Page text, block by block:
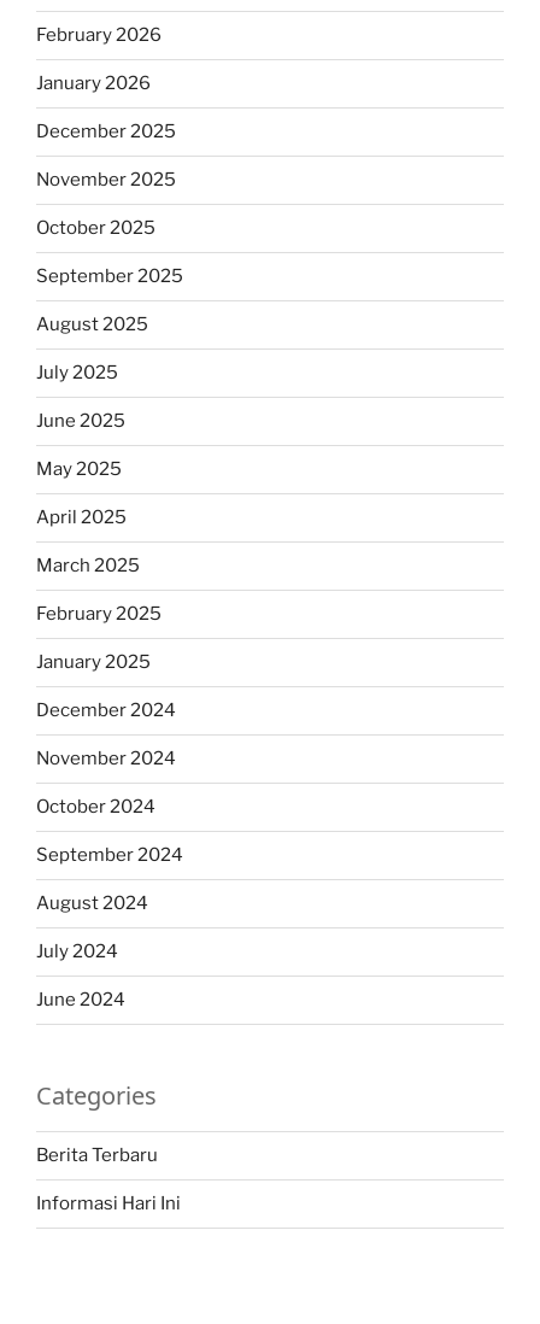
February 2026
January 2026
December 2025
November 2025
October 2025
September 2025
August 2025
July 2025
June 2025
May 2025
April 2025
March 2025
February 2025
January 2025
December 2024
November 2024
October 2024
September 2024
August 2024
July 2024
June 2024
Categories
Berita Terbaru
Informasi Hari Ini